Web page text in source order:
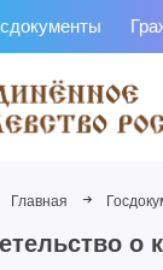
Главная
о